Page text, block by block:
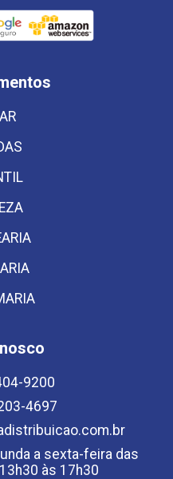
9200
4697
a sexta-feira das
às 17h30